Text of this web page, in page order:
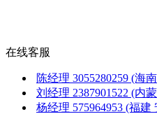
在线客服
陈经理 3055280259 (海
刘经理 2387901522 (内
杨经理 575964953 (福建